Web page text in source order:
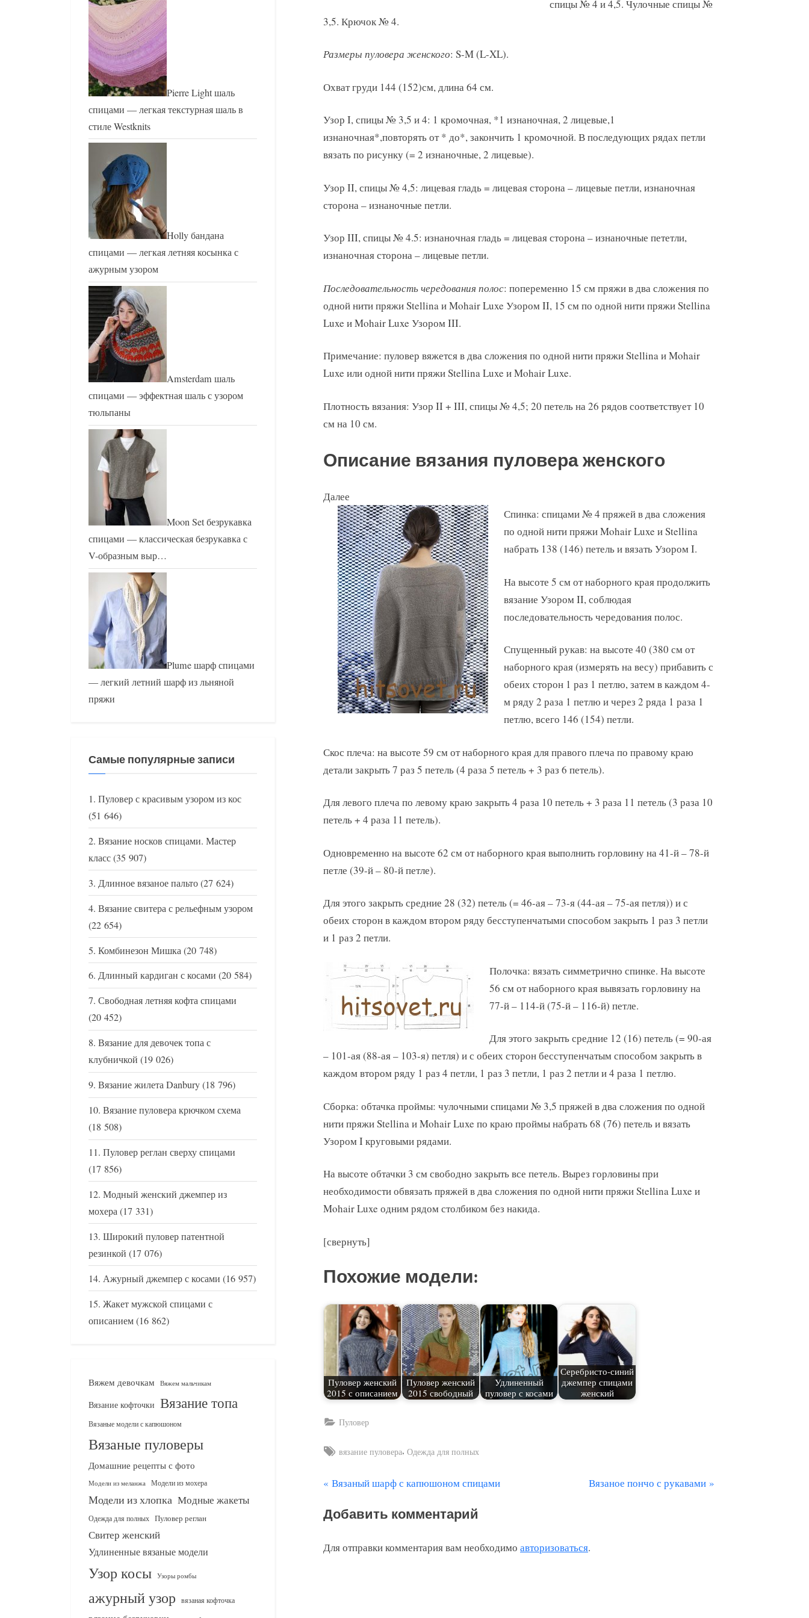
спицы № 4 и 4,5. Чулочные спицы №
3,5. Крючок № 4.
Размеры пуловера женского: S-M (L-XL).
Охват груди 144 (152)см, длина 64 см.
Узор I, спицы № 3,5 и 4: 1 кромочная, *1 изнаночная, 2 лицевые,1
изнаночная*,повторять от * до*, закончить 1 кромочной. В последующих рядах петли
вязать по рисунку (= 2 изнаночные, 2 лицевые).
Узор II, спицы № 4,5: лицевая гладь = лицевая сторона – лицевые петли, изнаночная
сторона – изнаночные петли.
Узор III, спицы № 4.5: изнаночная гладь = лицевая сторона – изнаночные пететли,
изнаночная сторона – лицевые петли.
Последовательность чередования полос: попеременно 15 см пряжи в два сложения по
одной нити пряжи Stellina и Mohair Luxe Узором II, 15 см по одной нити пряжи Stellina
Luxe и Mohair Luxe Узором III.
Примечание: пуловер вяжется в два сложения по одной нити пряжи Stellina и Mohair
Luxe или одной нити пряжи Stellina Luxe и Mohair Luxe.
Плотность вязания: Узор II + III, спицы № 4,5; 20 петель на 26 рядов соответствует 10
см на 10 см.
Описание вязания пуловера женского
Далее
Спинка: спицами № 4 пряжей в два сложения
по одной нити пряжи Mohair Luxe и Stellina
набрать 138 (146) петель и вязать Узором I.
На высоте 5 см от наборного края продолжить
вязание Узором II, соблюдая
последовательность чередования полос.
Спущенный рукав: на высоте 40 (380 см от
наборного края (измерять на весу) прибавить с
обеих сторон 1 раз 1 петлю, затем в каждом 4-
м ряду 2 раза 1 петлю и через 2 ряда 1 раза 1
петлю, всего 146 (154) петли.
Скос плеча: на высоте 59 см от наборного края для правого плеча по правому краю
детали закрыть 7 раз 5 петель (4 раза 5 петель + 3 раз 6 петель).
Для левого плеча по левому краю закрыть 4 раза 10 петель + 3 раза 11 петель (3 раза 10
петель + 4 раза 11 петель).
Одновременно на высоте 62 см от наборного края выполнить горловину на 41-й – 78-й
петле (39-й – 80-й петле).
Для этого закрыть средние 28 (32) петель (= 46-ая – 73-я (44-ая – 75-ая петля)) и с
обеих сторон в каждом втором ряду бесступенчатыми способом закрыть 1 раз 3 петли
и 1 раз 2 петли.
Полочка: вязать симметрично спинке. На высоте
56 см от наборного края вывязать горловину на
77-й – 114-й (75-й – 116-й) петле.
Для этого закрыть средние 12 (16) петель (= 90-ая
– 101-ая (88-ая – 103-я) петля) и с обеих сторон бесступенчатым способом закрыть в
каждом втором ряду 1 раз 4 петли, 1 раз 3 петли, 1 раз 2 петли и 4 раза 1 петлю.
Сборка: обтачка проймы: чулочными спицами № 3,5 пряжей в два сложения по одной
нити пряжи Stellina и Mohair Luxe по краю проймы набрать 68 (76) петель и вязать
Узором I круговыми рядами.
На высоте обтачки 3 см свободно закрыть все петель. Вырез горловины при
необходимости обвязать пряжей в два сложения по одной нити пряжи Stellina Luxe и
Mohair Luxe одним рядом столбиком без накида.
[свернуть]
Похожие модели:
Пуловер женский
2015 с описанием
Пуловер женский
2015 свободный
Удлиненный
пуловер с косами
Серебристо-синий
джемпер спицами
женский
Пуловер
Tags:
вязание пуловера, Одежда для полных
Навигация
по
записям
П
е
ы
Вязаный шарф с капюшоном спицами
С
у
Вязаное пончо с рукавами
Добавить комментарий
Для отправки комментария вам необходимо авторизоваться.
Pierre Light шаль
спицами — легкая текстурная шаль в
стиле Westknits
Holly бандана
спицами — легкая летняя косынка с
ажурным узором
Amsterdam шаль
спицами — эффектная шаль с узором
тюльпаны
Moon Set безрукавка
спицами — классическая безрукавка с
V-образным выр…
Plume шарф спицами
— легкий летний шарф из льняной
пряжи
Самые популярные записи
Пуловер с красивым узором из кос
(51 646)
Вязание носков спицами. Мастер
класс(35 907)
Длинное вязаное пальто(27 624)
Вязание свитера с рельефным узором
(22 654)
Комбинезон Мишка(20 748)
Длинный кардиган с косами (20 584)
Свободная летняя кофта спицами
(20 452)
Вязание для девочек топа с
клубничкой (19 026)
Вязание жилета Danbury(18 796)
Вязание пуловера крючком схема
(18 508)
Пуловер реглан сверху спицами
(17 856)
Модный женский джемпер из
мохера(17 331)
Широкий пуловер патентной
резинкой (17 076)
Ажурный джемпер с косами (16 957)
Жакет мужской спицами с
описанием(16 862)
Вяжем девочкам Вяжем мальчикам
Вязание кофточки Вязание топа
Вязаные модели с капюшоном
Вязаные пуловеры
Домашние рецепты с фото
Модели из меланжа Модели из мохера
Модели из хлопка Модные жакеты
Одежда для полных Пуловер реглан
Свитер женский
Удлиненные вязаные модели
Узор косы Узоры ромбы
ажурный узор вязаная кофточка